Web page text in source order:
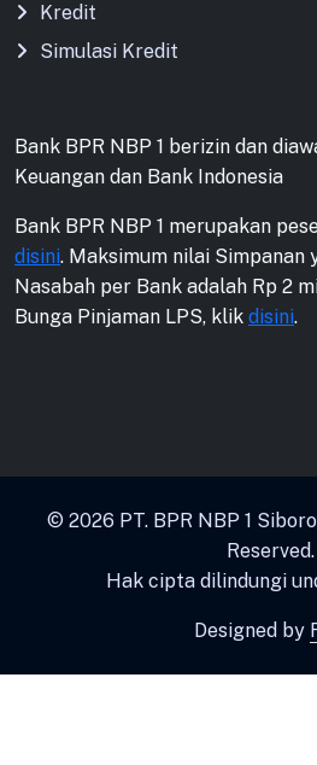
Kredit
Simulasi Kredit
Bank BPR NBP 1 berizin dan
Keuangan dan Bank Indonesia
Bank BPR NBP 1 merupakan
disini. Maksimum nilai Simpanan
Nasabah per Bank adalah Rp 2
Bunga Pinjaman LPS, klik disini.
© 2026 PT. BPR NBP 1
Reserved.
Hak cipta dilindungi
Designed by